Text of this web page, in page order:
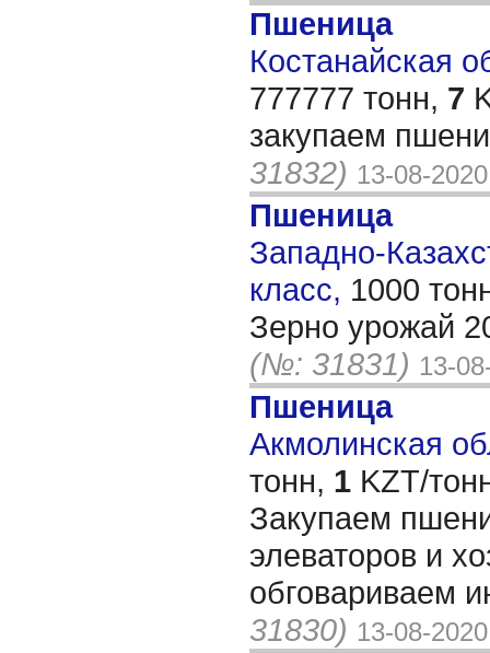
Пшеница
Костанайская
777777 тонн, 7
закупаем
31832) 13-08-2020
Пшеница
Западно-
класс, 1000
Зерно урожай
(№: 31831) 13-
Пшеница
Акмолинская
тонн, 1 KZT/
Закупаем
элеваторов и
обговариваем
31830) 13-08-2020